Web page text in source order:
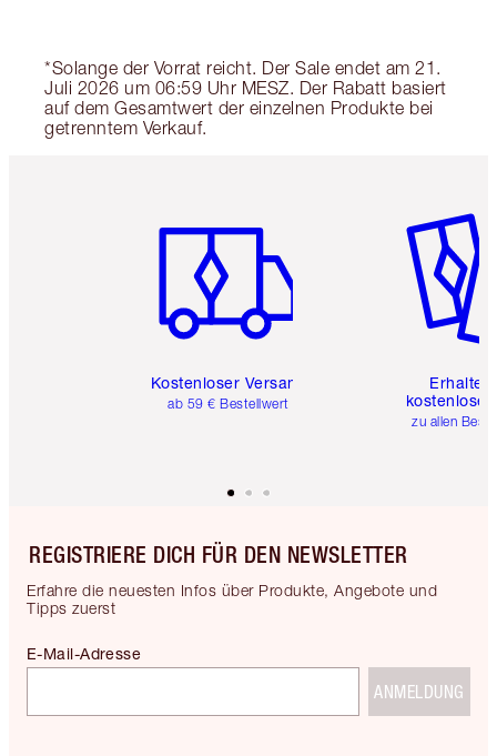
*Solange der Vorrat reicht. Der Sale endet am 21.
Juli 2026 um 06:59 Uhr MESZ. Der Rabatt basiert
auf dem Gesamtwert der einzelnen Produkte bei
getrenntem Verkauf.
Kostenloser Versand
ab 59 € Bestellwert
Erhalte
kostenlose
zu allen
REGISTRIERE DICH FÜR DEN NEWSLETTER
Erfahre die neuesten Infos über Produkte, Angebote und
Tipps zuerst
E-Mail-Adresse
ANMELDUNG